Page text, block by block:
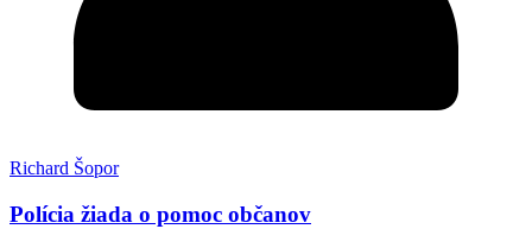
Richard Šopor
Polícia žiada o pomoc občanov